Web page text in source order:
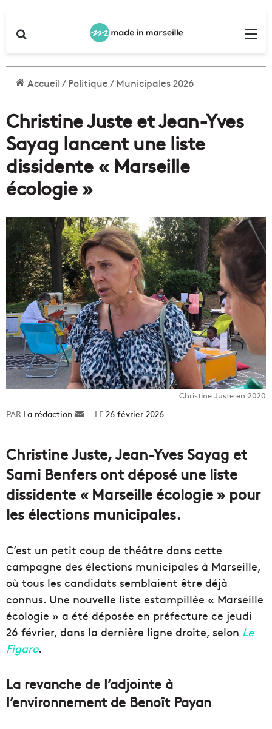
Accueil/Politique/Municipales 2026
Christine Juste et Jean-Yves
Sayag lancent une liste
dissidente « Marseille
écologie »
Christine Juste en 2020
La rédaction
Envoyer26 février 2026
Christine Juste, Jean-Yves Sayag et
Sami Benfers ont déposé une liste
dissidente « Marseille écologie » pour
les élections municipales.
C’est un petit coup de théâtre dans cette
campagne des élections municipales à Marseille,
où tous les candidats semblaient être déjà
connus. Une nouvelle liste estampillée « Marseille
écologie » a été déposée en préfecture ce jeudi
26 février, dans la dernière ligne droite, selon Le
Figaro.
La revanche de l’adjointe à
l’environnement de Benoît Payan